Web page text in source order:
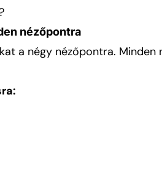
nézőpontra
a négy nézőpontra. Minden